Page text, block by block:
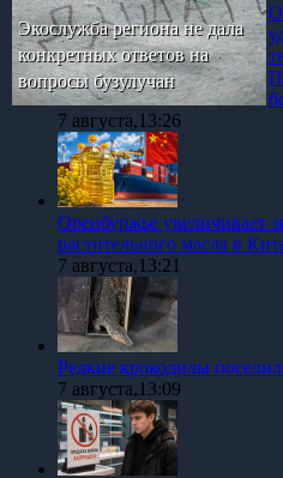
Экослужба региона не дала
конкретных ответов на
вопросы бузулучан
7 августа,13:26
Оренбуржье увеличивает
растительного масла в
7 августа,13:21
Редкие крокодилы
7 августа,13:09